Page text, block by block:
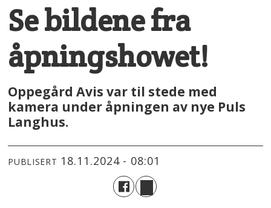
Se bildene fra
åpningshowet!
Oppegård Avis var til stede med
kamera under åpningen av nye Puls
Langhus.
PUBLISERT 18.11.2024 - 08:01